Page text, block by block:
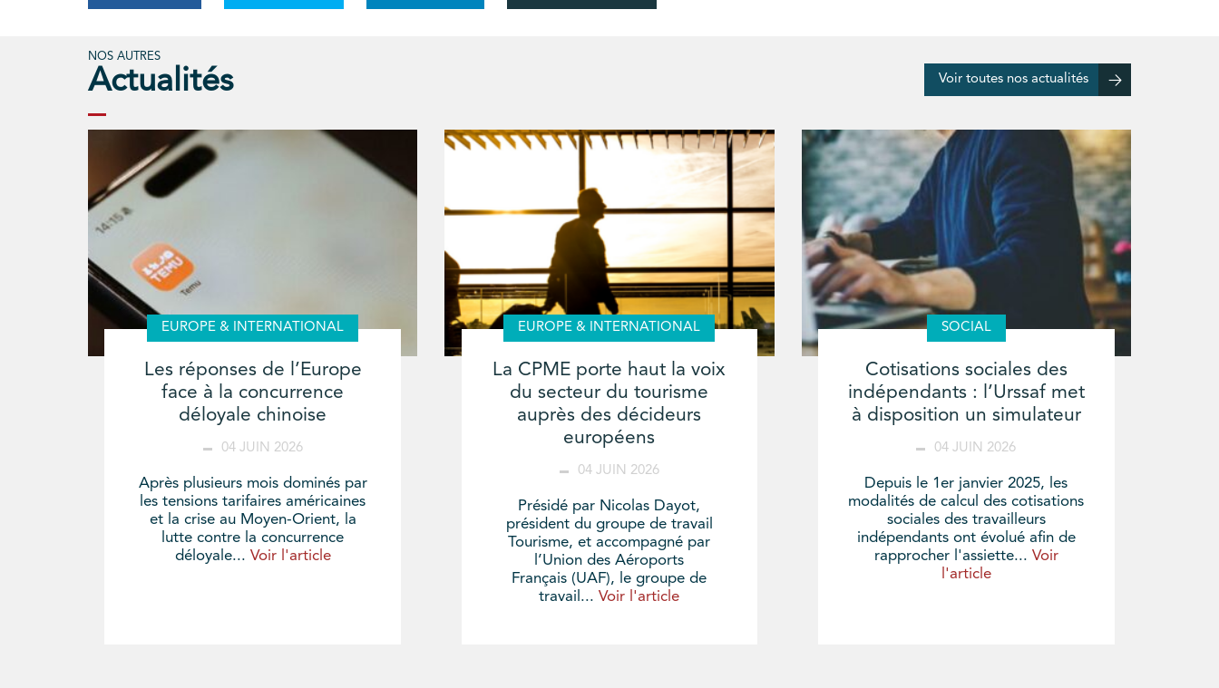
NOS AUTRES
Actualités Voir toutes nos actualités
EUROPE & INTERNATIONAL
Les réponses de l’Europe
face à la concurrence
déloyale chinoise
04 JUIN 2026
Après plusieurs mois dominés par
les tensions tarifaires américaines
et la crise au Moyen-Orient, la
lutte contre la concurrence
déloyale... Voir l'article
EUROPE & INTERNATIONAL
La CPME porte haut la voix
du secteur du tourisme
auprès des décideurs
européens
04 JUIN 2026
Présidé par Nicolas Dayot,
président du groupe de travail
Tourisme, et accompagné par
l’Union des Aéroports
Français (UAF), le groupe de
travail...Voir l'article
SOCIAL
Cotisations sociales des
indépendants : l’Urssaf met
à disposition un simulateur
04 JUIN 2026
Depuis le 1er janvier 2025, les
modalités de calcul des cotisations
sociales des travailleurs
indépendants ont évolué afin de
rapprocher l'assiette... Voir
l'article